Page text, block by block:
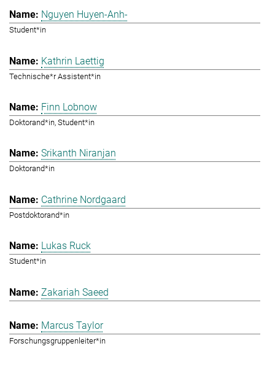
Nguyen Huyen-Anh-
Student*in
Kathrin Laettig
Technische*r Assistent*in
Finn Lobnow
Doktorand*in, Student*in
Srikanth Niranjan
Doktorand*in
Cathrine Nordgaard
Postdoktorand*in
Lukas Ruck
Student*in
Zakariah Saeed
Marcus Taylor
Forschungsgruppenleiter*in